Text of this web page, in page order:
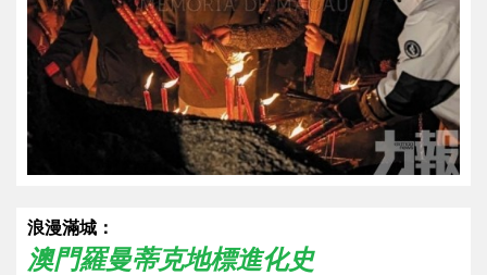
浪漫滿城：
澳門羅曼蒂克地標進化史